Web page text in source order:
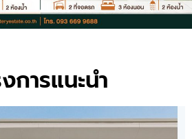
การแนะนำ